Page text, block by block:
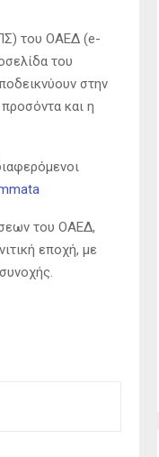
του ΟΑΕΔ (e-
του
στην
και η
του ΟΑΕΔ,
εποχή, με